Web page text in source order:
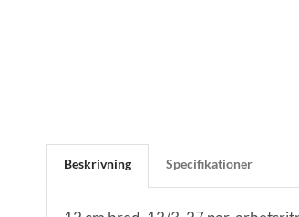
Beskrivning Specifikationer